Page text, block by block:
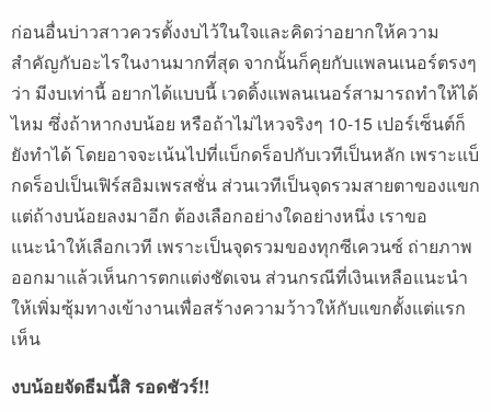
ก่อนอื่นบ่าวสาวควรตั้งงบไว้ในใจและคิดว่าอยากให้ความ
สำคัญกับอะไรในงานมากที่สุด จากนั้นก็คุยกับแพลนเนอร์ตรงๆ
ว่า มีงบเท่านี้ อยากได้แบบนี้ เวดดิ้งแพลนเนอร์สามารถทำให้ได้
ไหม ซึ่งถ้าหากงบน้อย หรือถ้าไม่ไหวจริงๆ 10-15 เปอร์เซ็นต์ก็
ยังทำได้ โดยอาจจะเน้นไปที่แบ็กดร็อปกับเวทีเป็นหลัก เพราะแบ็
กดร็อปเป็นเฟิร์สอิมเพรสชั่น ส่วนเวทีเป็นจุดรวมสายตาของแขก
แต่ถ้างบน้อยลงมาอีก ต้องเลือกอย่างใดอย่างหนึ่ง เราขอ
แนะนำให้เลือกเวที เพราะเป็นจุดรวมของทุกซีเควนซ์ ถ่ายภาพ
ออกมาแล้วเห็นการตกแต่งชัดเจน ส่วนกรณีที่เงินเหลือแนะนำ
ให้เพิ่มซุ้มทางเข้างานเพื่อสร้างความว้าวให้กับแขกตั้งแต่แรก
เห็น
งบน้อยจัดธีมนี้สิ รอดชัวร์!!